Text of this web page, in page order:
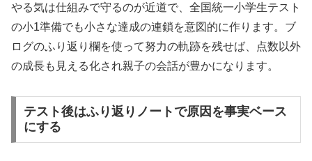
やる気は仕組みで守るのが近道で、全国統一小学生テスト
の小1準備でも小さな達成の連鎖を意図的に作ります。ブ
ログのふり返り欄を使って努力の軌跡を残せば、点数以外
の成長も見える化され親子の会話が豊かになります。
テスト後はふり返りノートで原因を事実ベース
にする